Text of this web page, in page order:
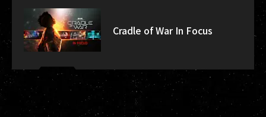
Cradle of War In Focus